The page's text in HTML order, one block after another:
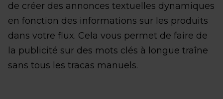
de créer des annonces textuelles dynamiques
en fonction des informations sur les produits
dans votre flux. Cela vous permet de faire de
la publicité sur des mots clés à longue traîne
sans tous les tracas manuels.